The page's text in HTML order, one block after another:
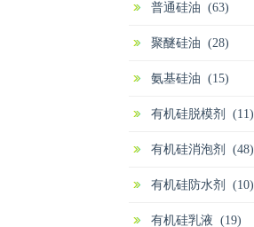
普通硅油 (63)
聚醚硅油 (28)
氨基硅油 (15)
有机硅脱模剂 (11)
有机硅消泡剂 (48)
有机硅防水剂 (10)
有机硅乳液 (19)